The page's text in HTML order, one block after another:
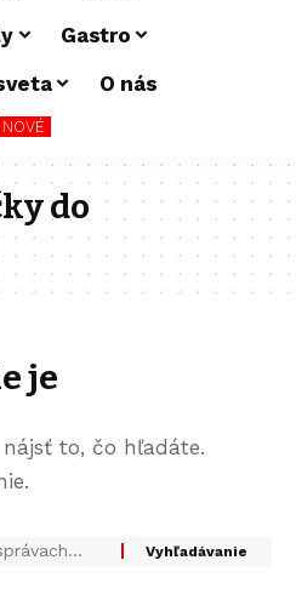
Gastro
O nás
NOVÉ
do
je
to, čo hľadáte.